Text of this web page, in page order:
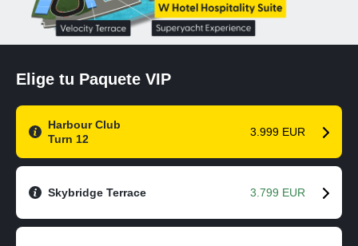
Elige tu Paquete VIP
Harbour Club
Turn 12
3.999 EUR
Skybridge Terrace 3.799 EUR